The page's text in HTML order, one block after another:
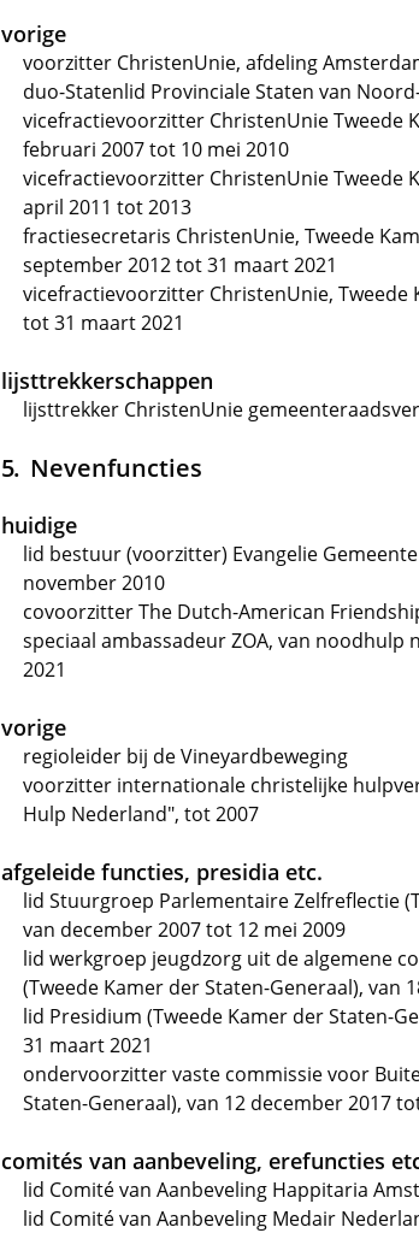
vorige
voorzitter ChristenUnie, afdeling
duo-Statenlid Provinciale Staten van
vicefractievoorzitter ChristenUnie Tweede
februari 2007 tot 10 mei 2010
vicefractievoorzitter ChristenUnie Tweede
april 2011 tot 2013
fractiesecretaris ChristenUnie, Tweede
september 2012 tot 31 maart 2021
vicefractievoorzitter ChristenUnie, Tweede
tot 31 maart 2021
lijsttrekkerschappen
lijsttrekker ChristenUnie
Nevenfuncties
huidige
lid bestuur (voorzitter) Evangelie
november 2010
covoorzitter The Dutch-American
speciaal ambassadeur ZOA, van
2021
vorige
regioleider bij de Vineyardbeweging
voorzitter internationale christelijke
Hulp Nederland", tot 2007
afgeleide functies, presidia etc.
lid Stuurgroep Parlementaire Zelfreflectie
van december 2007 tot 12 mei 2009
lid werkgroep jeugdzorg uit de algemene
(Tweede Kamer der Staten-Generaal), van
lid Presidium (Tweede Kamer der Staten-
31 maart 2021
ondervoorzitter vaste commissie voor
Staten-Generaal), van 12 december 2017
comités van aanbeveling, erefuncties
lid Comité van Aanbeveling Happitaria
lid Comité van Aanbeveling Medair